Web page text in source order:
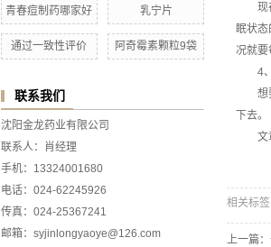
青春痘制药哪家好 乳宁片
通过一致性评价 阿奇霉素颗粒9袋
联系我们
沈阳金龙药业有限公司
联系人：肖经理
手机：13324001680
电话：024-62245926
传真：024-25367241
邮箱：syjinlongyaoye@126.com
现
眠状
况就要
4
想
下去。
文
相关标签
上一篇：